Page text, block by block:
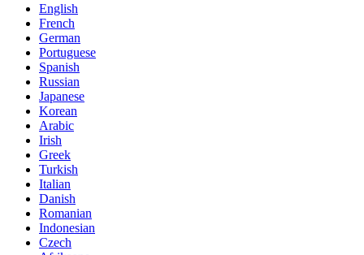
English
French
German
Portuguese
Spanish
Russian
Japanese
Korean
Arabic
Irish
Greek
Turkish
Italian
Danish
Romanian
Indonesian
Czech